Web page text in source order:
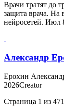
Врачи тратят до
защита врача. На
нейросетей. Июл
Александр
Ерохин
2026Creator
Страница 1 из 471